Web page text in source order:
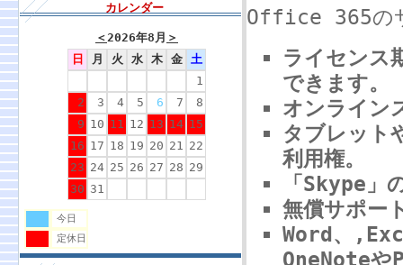
カレンダー
＜2026年8月 ＞
日
月 火 水 木 金
土
1
2
3 4 5 6 7
8
9 10 11 12 13 14 15
16 17 18 19 20 21 22
23 24 25 26 27 28 29
30 31
今日
定休日
Office 365の
ライセンス
できます。
オンライン
タブレット
利用権。
「Skype」
無償サポー
Word、
OneNote